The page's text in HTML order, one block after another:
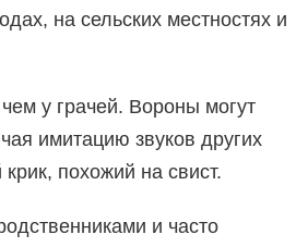
на сельских местностях и
у грачей. Вороны могут
имитацию звуков других
похожий на свист.
и часто